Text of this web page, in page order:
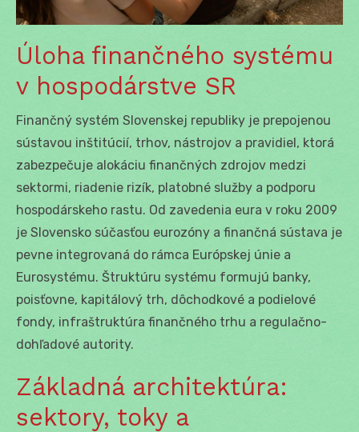
Úloha finančného systému
v hospodárstve SR
Finančný systém Slovenskej republiky je prepojenou
sústavou inštitúcií, trhov, nástrojov a pravidiel, ktorá
zabezpečuje alokáciu finančných zdrojov medzi
sektormi, riadenie rizík, platobné služby a podporu
hospodárskeho rastu. Od zavedenia eura v roku 2009
je Slovensko súčasťou eurozóny a finančná sústava je
pevne integrovaná do rámca Európskej únie a
Eurosystému. Štruktúru systému formujú banky,
poisťovne, kapitálový trh, dôchodkové a podielové
fondy, infraštruktúra finančného trhu a regulačno-
dohľadové autority.
Základná architektúra:
sektory, toky a